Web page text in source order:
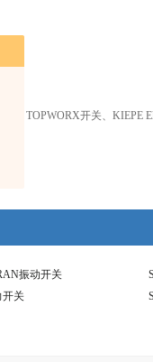
、TOPWORX开关、KIEPE
振动开关
开关